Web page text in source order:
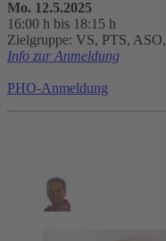
Mo. 12.5.2025
16:00 h bis 18:15 h
Zielgruppe: VS, PTS,
Info zur Anmeldung
PHO-Anmeldung